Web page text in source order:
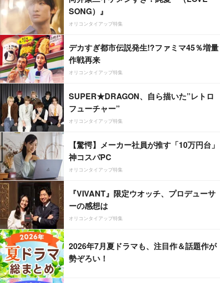
SONG）』
オリコンタイアップ特集
デカすぎ都市伝説発生!?ファミマ45％増量
作戦再来
オリコンタイアップ特集
SUPER★DRAGON、自ら描いた”レトロ
フューチャー”
オリコンタイアップ特集
【驚愕】メーカー社員が推す「10万円台」
神コスパPC
オリコンタイアップ特集
『VIVANT』限定ウオッチ、プロデューサ
ーの感想は
オリコンタイアップ特集
2026年7月夏ドラマも、注目作＆話題作が
勢ぞろい！